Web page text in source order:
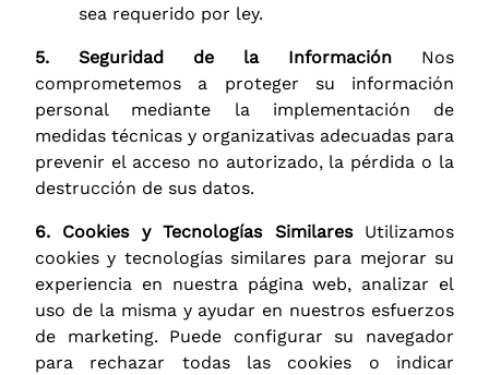
sea requerido por ley.
5. Seguridad de la Información Nos
comprometemos a proteger su información
personal mediante la implementación de
medidas técnicas y organizativas adecuadas para
prevenir el acceso no autorizado, la pérdida o la
destrucción de sus datos.
6. Cookies y Tecnologías SimilaresUtilizamos
cookies y tecnologías similares para mejorar su
experiencia en nuestra página web, analizar el
uso de la misma y ayudar en nuestros esfuerzos
de marketing. Puede configurar su navegador
para rechazar todas las cookies o indicar